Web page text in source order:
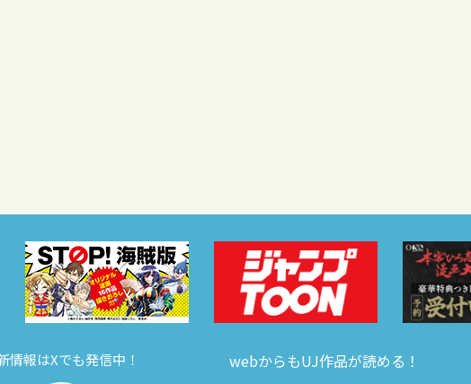
情報はXでも発信中！ webからもUJ作品が読める！